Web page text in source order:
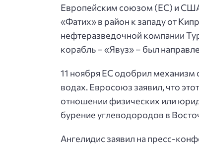
Европейским союзом (ЕС) и
«Фатих» в район к западу от
нефтеразведочной компании
корабль – «Явуз» – был
11 ноября ЕС одобрил механизм
водах. Евросоюз заявил, что
отношении физических или
бурение углеводородов в
Ангелидис заявил на пресс-